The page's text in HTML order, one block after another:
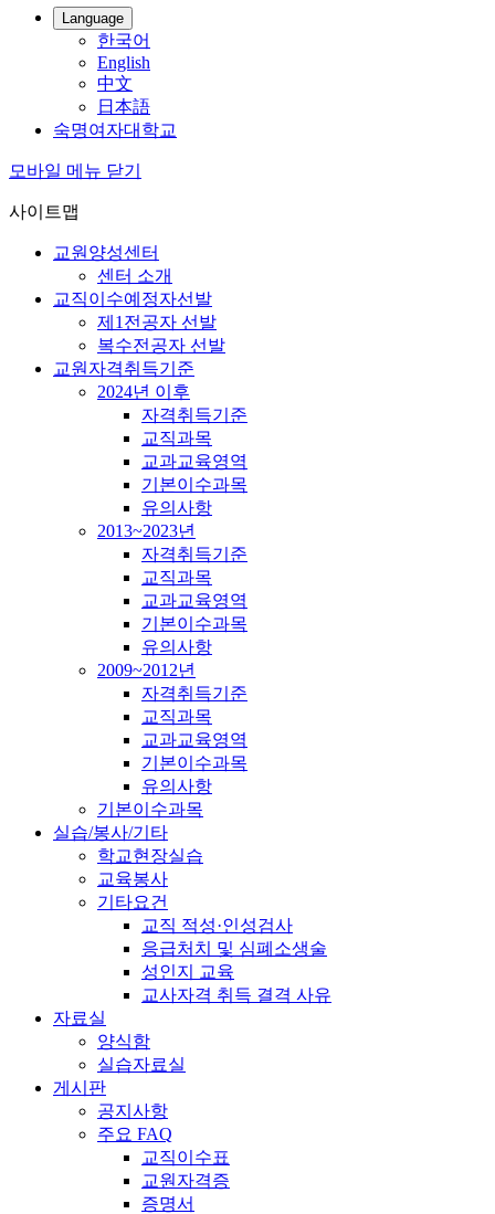
Language
한국어
English
中文
日本語
숙명여자대학교
모바일 메뉴 닫기
사이트맵
교원양성센터
센터 소개
교직이수예정자선발
제1전공자 선발
복수전공자 선발
교원자격취득기준
2024년 이후
자격취득기준
교직과목
교과교육영역
기본이수과목
유의사항
2013~2023년
자격취득기준
교직과목
교과교육영역
기본이수과목
유의사항
2009~2012년
자격취득기준
교직과목
교과교육영역
기본이수과목
유의사항
기본이수과목
실습/봉사/기타
학교현장실습
교육봉사
기타요건
교직 적성·인성검사
응급처치 및 심폐소생술
성인지 교육
교사자격 취득 결격 사유
자료실
양식함
실습자료실
게시판
공지사항
주요 FAQ
교직이수표
교원자격증
증명서